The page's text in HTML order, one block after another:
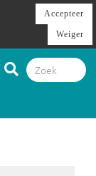
Accepteer
Weiger